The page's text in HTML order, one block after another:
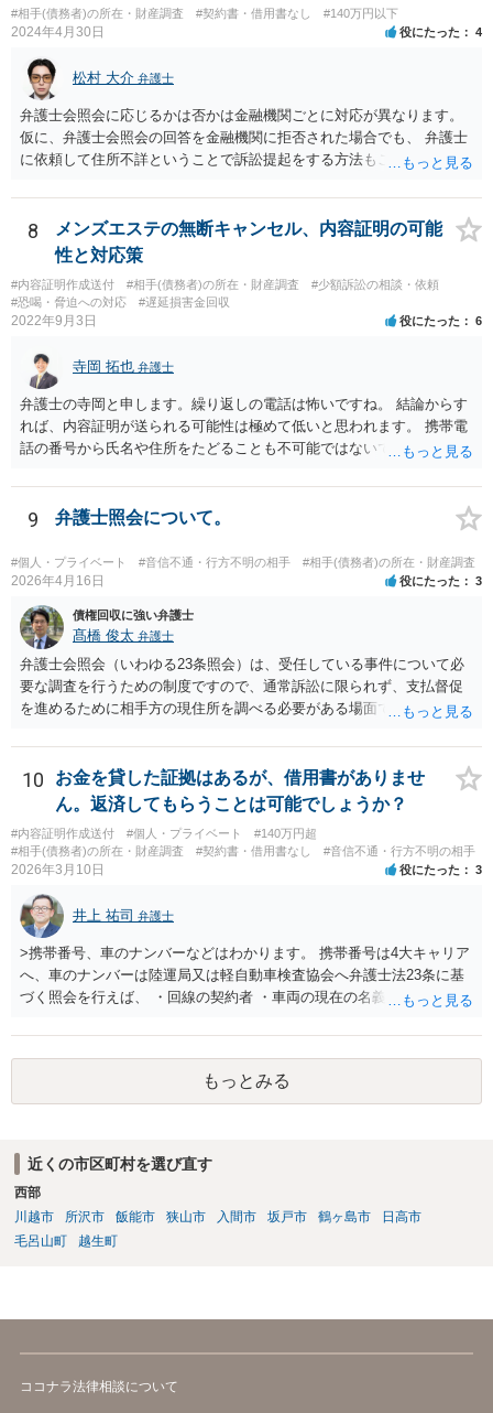
#相手(債務者)の所在・財産調査 #契約書・借用書なし #140万円以下
2024年4月30日 役にたった 4
松村 大介 弁護士
弁護士会照会に応じるかは否かは金融機関ごとに対応が異なります。
仮に、弁護士会照会の回答を金融機関に拒否された場合でも、 弁護士
に依頼して住所不詳ということで訴訟提起をする方法もございます。
8
メンズエステの無断キャンセル、内容証明の可能
性と対応策
#内容証明作成送付 #相手(債務者)の所在・財産調査
#少額訴訟の相談・依頼
#恐喝・脅迫への対応
#遅延損害金回収
2022年9月3日 役にたった 6
寺岡 拓也 弁護士
弁護士の寺岡と申します。繰り返しの電話は怖いですね。 結論からす
れば、内容証明が送られる可能性は極めて低いと思われます。 携帯電
話の番号から氏名や住所をたどることも不可能ではないですが、発生
弁護士に依頼してそこまでしても結局のところ弁護士費用の方がかさ
み、費用倒れとなってしまいます。 おそらくはキャンセルされた腹い
せとして一種の捨て台詞的に「弁護士」や「内容証明」という言葉を
使っているのでしょう。 可能性という言葉を使う以上、ゼロとは言え
ませんが、気に病む必要はないと思われます。
9 弁護士照会について。
#個人・プライベート #音信不通・行方不明の相手 #相手(債務者)の所在・財産調査
2026年4月16日 役にたった 3
債権回収に強い弁護士
髙橋 俊太 弁護士
弁護士会照会（いわゆる23条照会）は、受任している事件について必
要な調査を行うための制度ですので、通常訴訟に限られず、支払督促
を進めるために相手方の現住所を調べる必要がある場面でも利用が検
は「住所調査だけ単体」で依頼するものではなく、支払督促申立てな
どの事件そのものを弁護士に依頼した上で、その事件処理の一環とし
て行う必要があります。また、23条照会をかければ必ず住所が判明す
るとは限りません。どの情報を手掛かりに、どこに照会するか、照会
先が回答に応じるかによって結果は変わります。したがって、支払督
促の段階でも利用は可能だが、成功するかは事案次第ということにな
護士に「支払督促申立てを前提に住所調査もお願いしたい」と相談す
るのがよいと思われます。
10
お金を貸した証拠はあるが、借用書がありませ
ん。返済してもらうことは可能でしょうか？
#内容証明作成送付 #個人・プライベート
#140万円超
#相手(債務者)の所在・財産調査
#契約書・借用書なし #音信不通・行方不明の相手
2026年3月10日 役にたった 3
井上 祐司 弁護士
>携帯番号、車のナンバーなどはわかります。 携帯番号は4大キャリア
へ、車のナンバーは陸運局又は軽自動車検査協会へ弁護士法23条に基
づく照会を行えば、 ・回線の契約者 ・車両の現在の名義人 は、分か
義人であれば住所の特定につながりますが、 ・元彼・元カノ名義の回
線を使用している ・友人の車を借りたり名義残りのまま使用している
場合が稀にあり、この場合は照会しても住所の特定ができない場合も
しばしば存在します。 なお、貸金返還請求事件の受任を前提とせず弁
もっとみる
近くの市区町村を選び直す
西部
川越市
所沢市 飯能市 狭山市 入間市 坂戸市 鶴ヶ島市
日高市
毛呂山町
越生町
ココナラ法律相談について